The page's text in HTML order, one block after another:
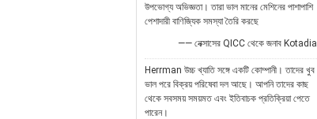
উপভোগ্য অভিজ্ঞতা। তারা ভাল মানের মেশিনের পাশাপাশি
পেশাদারী বাণিজ্যিক সমস্যা তৈরি করছে
—— নেক্সাসের QICC থেকে জনাব Kotadia
Herrman উচ্চ খ্যাতি সঙ্গে একটি কোম্পানী। তাদের খুব
ভাল পরে বিক্রয় পরিষেবা দল আছে। আপনি তাদের কাছ
থেকে সবসময় সময়মত এবং ইতিবাচক প্রতিক্রিয়া পেতে
পারেন।